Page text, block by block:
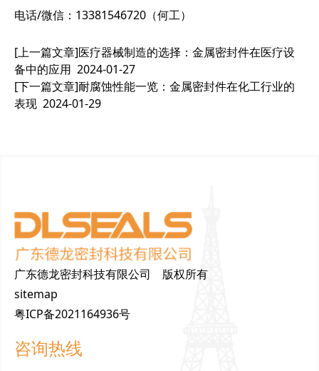
电话/微信：13381546720（何工）
[上一篇文章]医疗器械制造的选择：金属密封件在医疗设
备中的应用 2024-01-27
[下一篇文章]耐腐蚀性能一览：金属密封件在化工行业的
表现 2024-01-29
广东德龙密封科技有限公司 版权所有
sitemap
粤ICP备2021164936号
咨询热线